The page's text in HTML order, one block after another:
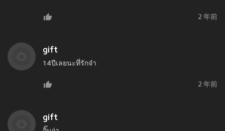
2 年前
gift
14ปีเลยนะทึ่รักจ๋า
2 年前
gift